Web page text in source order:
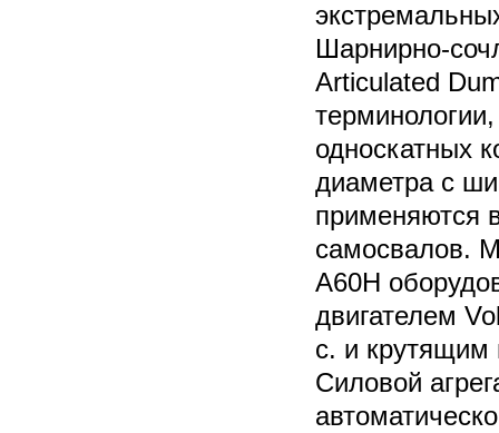
Шарнирно-
Articulated
односкатных
диаметра с
применяются
самосвалов.
A60H
двигателем
с. и
Силовой